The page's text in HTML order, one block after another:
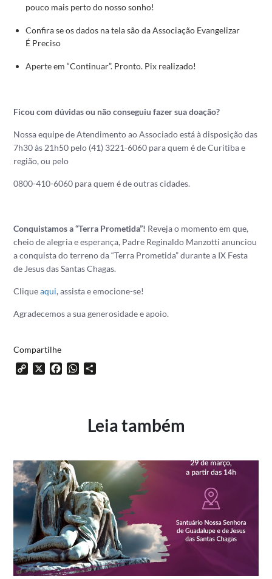
pouco mais perto do nosso sonho!
Confira se os dados na tela são da Associação Evangelizar
É Preciso
Aperte em “Continuar”. Pronto. Pix realizado!
Ficou com dúvidas ou não conseguiu fazer sua doação?
Nossa equipe de Atendimento ao Associado está à disposição das
7h30 às 21h50 pelo (41) 3221-6060 para quem é de Curitiba e
região, ou pelo
0800-410-6060 para quem é de outras cidades.
Conquistamos a “Terra Prometida”! Reveja o momento em que,
cheio de alegria e esperança, Padre Reginaldo Manzotti anunciou
a conquista do terreno da “Terra Prometida” durante a IX Festa
de Jesus das Santas Chagas.
Cliqueaqui, assista e emocione-se!
Agradecemos a sua generosidade e apoio.
Compartilhe
Copy X FacebookWhatsApp
Leia também